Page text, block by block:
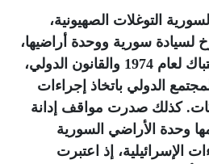
التوغلات الصهيونية،
لسيادة سورية ووحدة أراضيها،
وخرق لاتفاقية فض الاشتباك لعام 1974 والقانون الدولي،
الدولي باتخاذ إجراءات
كذلك صدرت مواقف إدانة
وحدة الأراضي السورية
الإسرائيلية، إذ اعتبرت